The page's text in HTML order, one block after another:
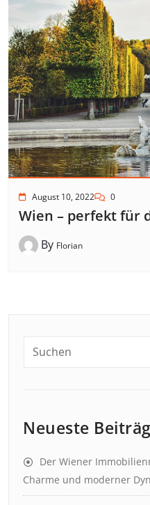
August 10, 2022 0
Wien – perfekt für
By Florian
Neueste
Der Wiener
Charme und moderner